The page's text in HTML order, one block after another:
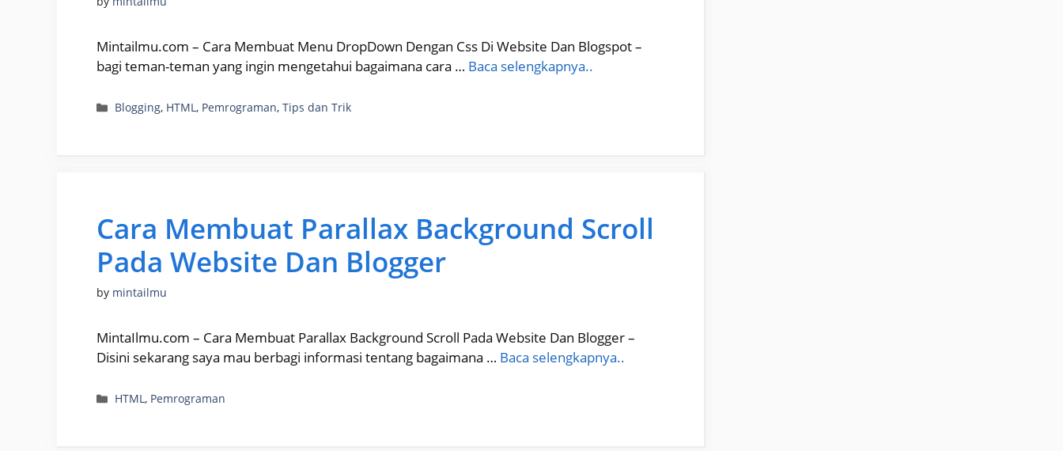
Mintailmu.com – Cara Membuat Menu DropDown Dengan Css Di Website Dan Blogspot –
bagi teman-teman yang ingin mengetahui bagaimana cara … Baca selengkapnya..
Categories
Blogging, HTML, Pemrograman,Tips dan Trik
Cara Membuat Parallax Background Scroll
Pada Website Dan Blogger
by mintailmu
MintaIlmu.com – Cara Membuat Parallax Background Scroll Pada Website Dan Blogger –
Disini sekarang saya mau berbagi informasi tentang bagaimana … Baca selengkapnya..
Categories
HTML, Pemrograman